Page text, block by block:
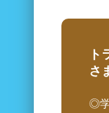
ト
さ
◎学